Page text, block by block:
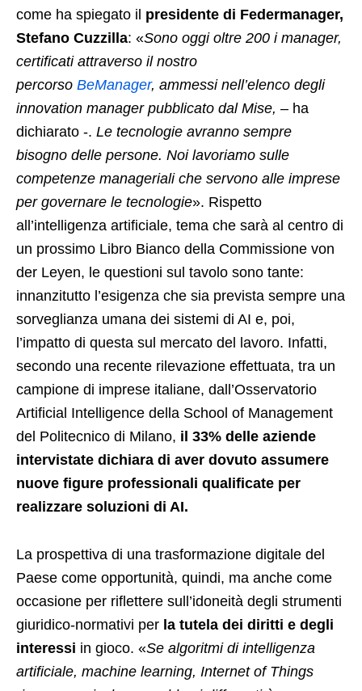
come ha spiegato il presidente di Federmanager,
Stefano Cuzzilla: «Sono oggi oltre 200 i manager,
certificati attraverso il nostro
percorso BeManager, ammessi nell’elenco degli
innovation manager pubblicato dal Mise, – ha
dichiarato -. Le tecnologie avranno sempre
bisogno delle persone. Noi lavoriamo sulle
competenze manageriali che servono alle imprese
per governare le tecnologie». Rispetto
all’intelligenza artificiale, tema che sarà al centro di
un prossimo Libro Bianco della Commissione von
der Leyen, le questioni sul tavolo sono tante:
innanzitutto l’esigenza che sia prevista sempre una
sorveglianza umana dei sistemi di AI e, poi,
l’impatto di questa sul mercato del lavoro. Infatti,
secondo una recente rilevazione effettuata, tra un
campione di imprese italiane, dall’Osservatorio
Artificial Intelligence della School of Management
del Politecnico di Milano, il 33% delle aziende
intervistate dichiara di aver dovuto assumere
nuove figure professionali qualificate per
realizzare soluzioni di AI.
La prospettiva di una trasformazione digitale del
Paese come opportunità, quindi, ma anche come
occasione per riflettere sull’idoneità degli strumenti
giuridico-normativi per la tutela dei diritti e degli
interessi in gioco. «Se algoritmi di intelligenza
artificiale, machine learning, Internet of Things